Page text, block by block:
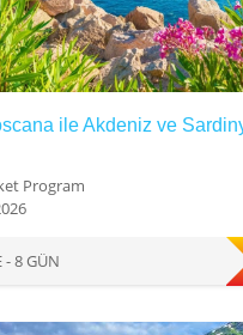
ile Akdeniz ve
Program
- 8 GÜN